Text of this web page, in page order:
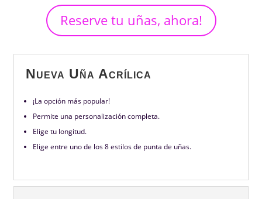
Reserve tu uñas, ahora!
Nueva Uña Acrílica
¡La opción más popular!
Permite una personalización completa.
Elige tu longitud.
Elige entre uno de los 8 estilos de punta de uñas.